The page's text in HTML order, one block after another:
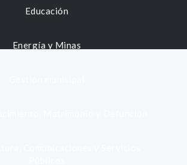
Educación
Energía y Minas